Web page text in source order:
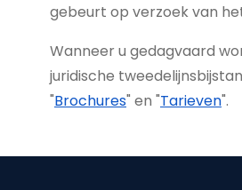
gebeurt op verzoek van
Wanneer u gedagvaard
juridische
"Brochures" en "Tarieven".